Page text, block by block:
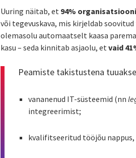
Uuring näitab, et 94%
või tegevuskava, mis kirjeldab
olemasolu automaatselt kaasa
kasu – seda kinnitab asjaolu, etvaid
Peamiste takistustena
vananenud IT-süsteemid (nn
integreerimist;
kvalifitseeritud tööjõu